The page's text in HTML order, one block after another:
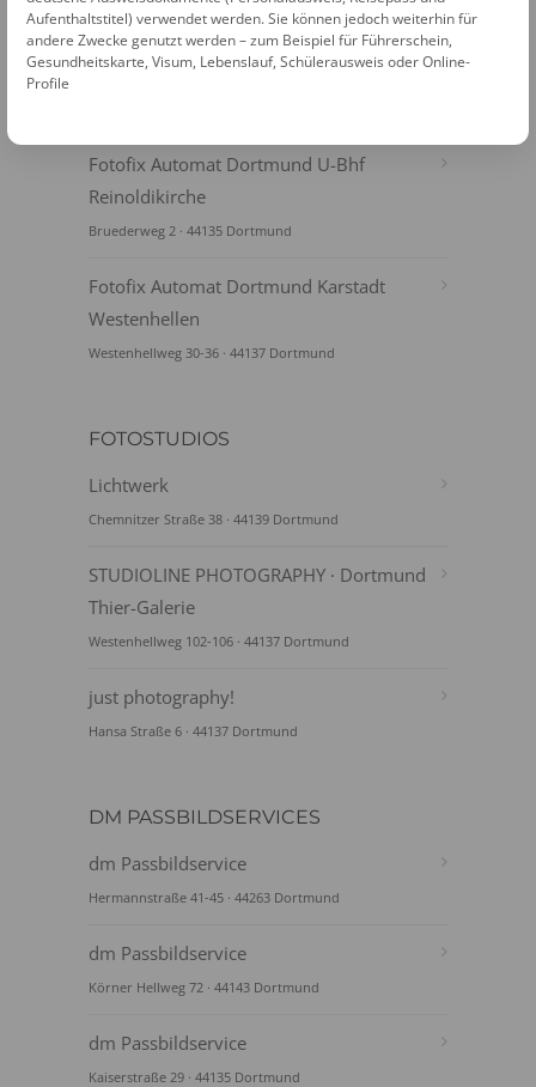
Fotofix Automat Dortmund Kaufland
Korne
Fotofix Automat Dortmund U-Bhf
Reinoldikirche
Bruederweg 2 · 44135 Dortmund
Fotofix Automat Dortmund Karstadt
Westenhellen
Westenhellweg 30-36 · 44137 Dortmund
FOTOSTUDIOS
Lichtwerk
Chemnitzer Straße 38 · 44139 Dortmund
STUDIOLINE PHOTOGRAPHY · Dortmund
Thier-Galerie
Westenhellweg 102-106 · 44137 Dortmund
just photography!
Hansa Straße 6 · 44137 Dortmund
DM PASSBILDSERVICES
dm Passbildservice
Hermannstraße 41-45 · 44263 Dortmund
dm Passbildservice
Körner Hellweg 72 · 44143 Dortmund
dm Passbildservice
Kaiserstraße 29 · 44135 Dortmund
Aufenthaltstitel) verwendet werden. Sie können jedoch weiterhin für
andere Zwecke genutzt werden – zum Beispiel für Führerschein,
Gesundheitskarte, Visum, Lebenslauf, Schülerausweis oder Online-
Profile